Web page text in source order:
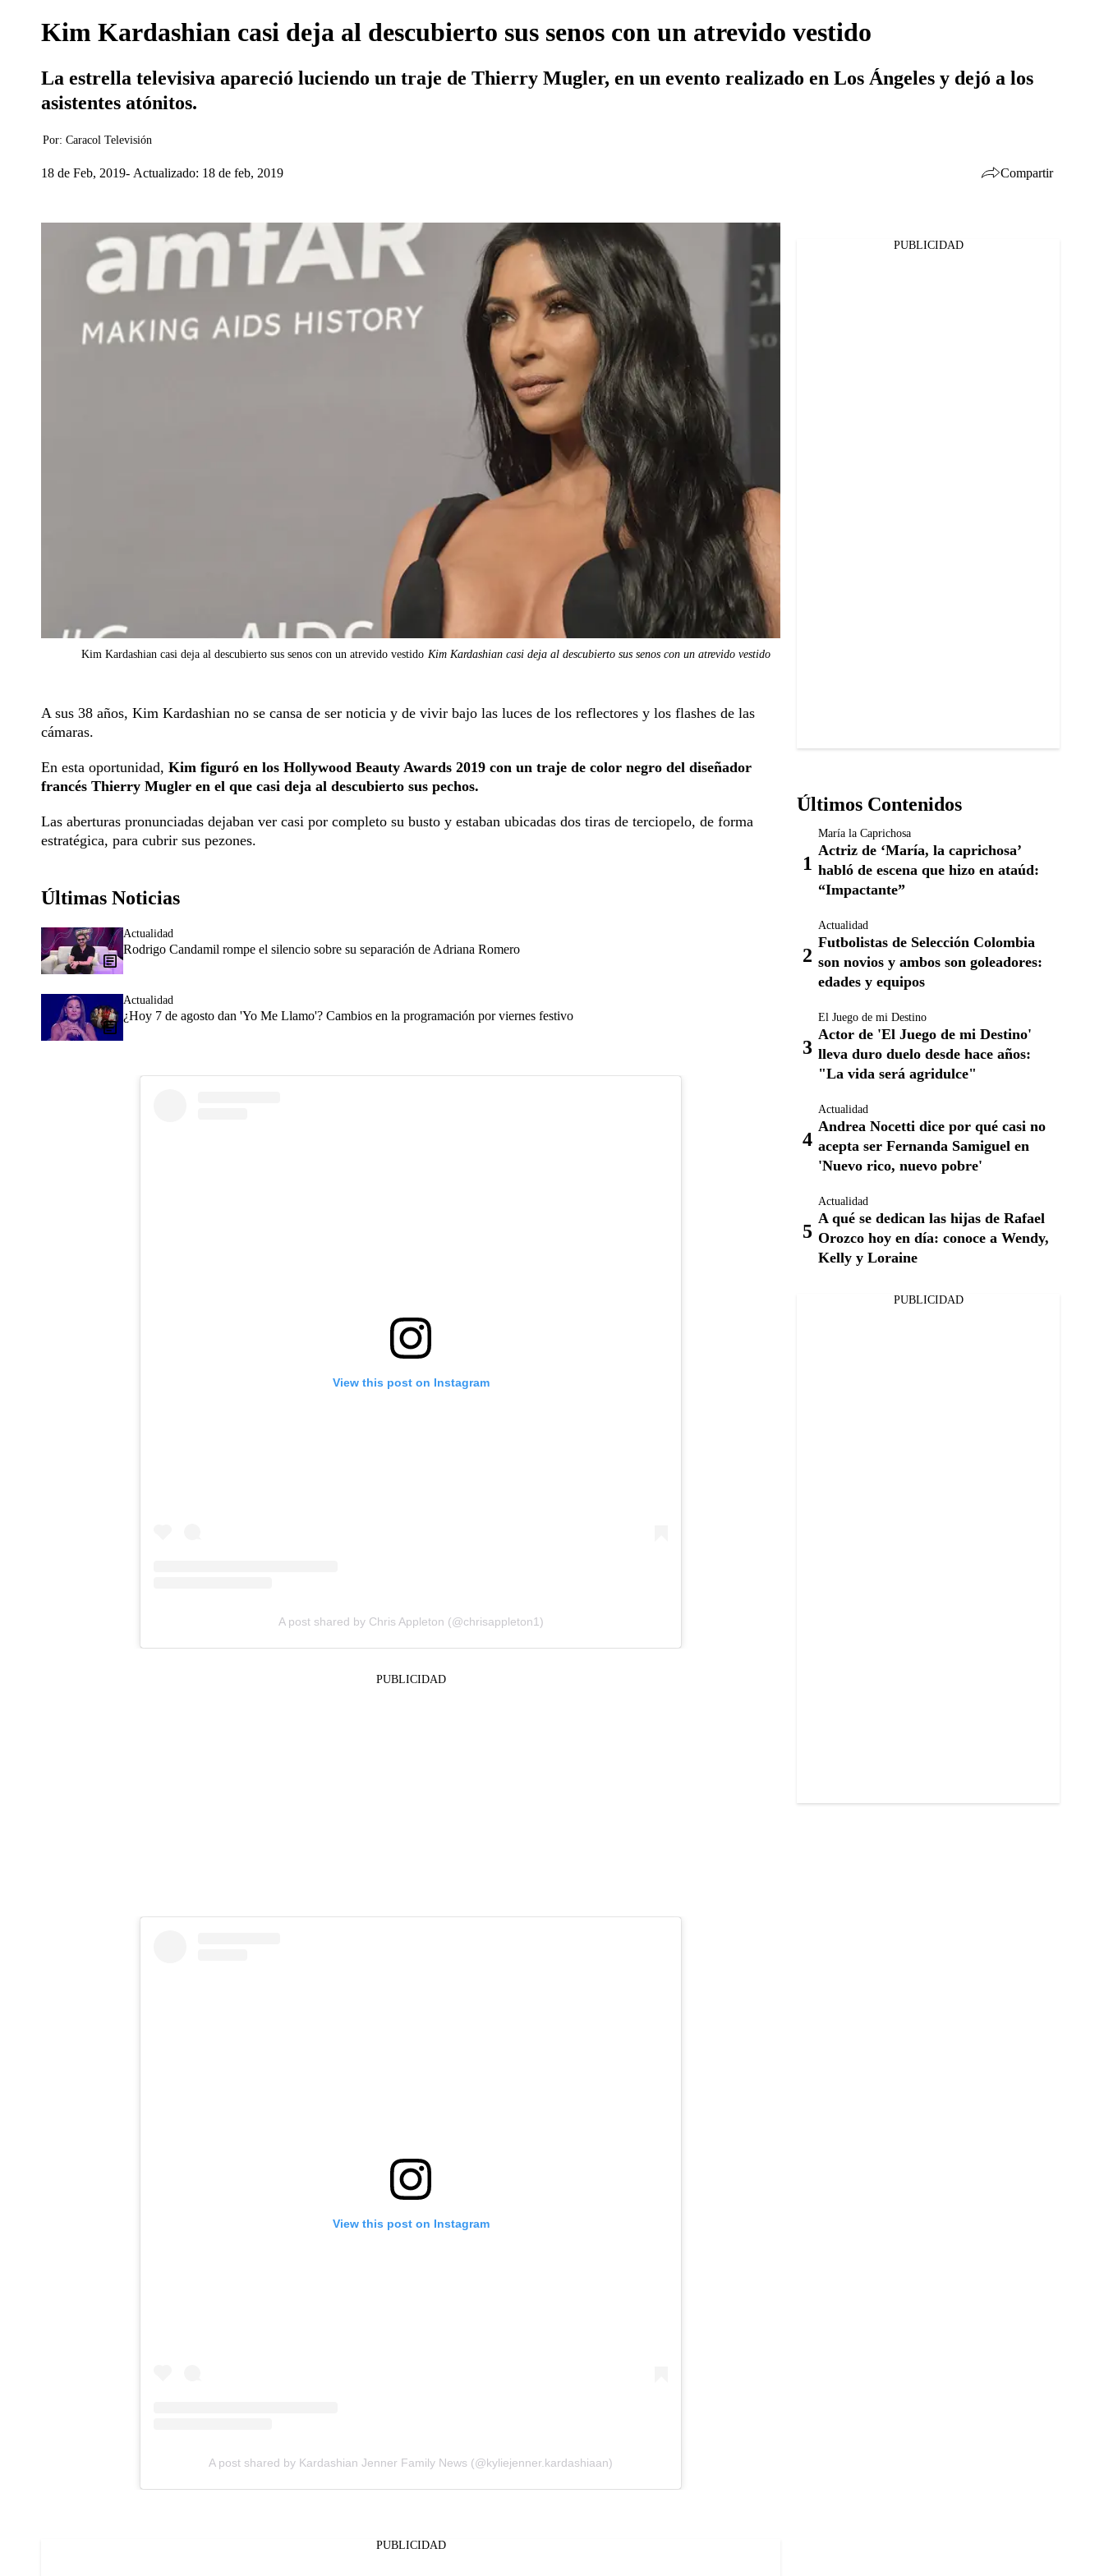
Kim Kardashian casi deja al descubierto sus senos con un atrevido vestido
La estrella televisiva apareció luciendo un traje de Thierry Mugler, en un evento realizado en Los Ángeles y dejó a los
asistentes atónitos.
Por: Caracol Televisión
18 de Feb, 2019 Actualizado: 18 de feb, 2019 Compartir
Kim Kardashian casi deja al descubierto sus senos con un atrevido vestido Kim Kardashian casi deja al descubierto sus senos con un atrevido vestido
A sus 38 años, Kim Kardashian no se cansa de ser noticia y de vivir bajo las luces de los reflectores y los flashes de las
cámaras.
En esta oportunidad, Kim figuró en los Hollywood Beauty Awards 2019 con un traje de color negro del diseñador
francés Thierry Mugler en el que casi deja al descubierto sus pechos.
Las aberturas pronunciadas dejaban ver casi por completo su busto y estaban ubicadas dos tiras de terciopelo, de forma
estratégica, para cubrir sus pezones.
Últimas Noticias
Actualidad
Rodrigo Candamil rompe el silencio sobre su separación de Adriana Romero
Actualidad
¿Hoy 7 de agosto dan 'Yo Me Llamo'? Cambios en la programación por viernes festivo
View this post on Instagram
A post shared by Chris Appleton (@chrisappleton1)
PUBLICIDAD
View this post on Instagram
A post shared by Kardashian Jenner Family News (@kyliejenner.kardashiaan)
PUBLICIDAD
PUBLICIDAD
Últimos Contenidos
María la Caprichosa
Actriz de ‘María, la caprichosa’
habló de escena que hizo en ataúd:
“Impactante”
Actualidad
Futbolistas de Selección Colombia
son novios y ambos son goleadores:
edades y equipos
El Juego de mi Destino
Actor de 'El Juego de mi Destino'
lleva duro duelo desde hace años:
"La vida será agridulce"
Actualidad
Andrea Nocetti dice por qué casi no
acepta ser Fernanda Samiguel en
'Nuevo rico, nuevo pobre'
Actualidad
A qué se dedican las hijas de Rafael
Orozco hoy en día: conoce a Wendy,
Kelly y Loraine
PUBLICIDAD